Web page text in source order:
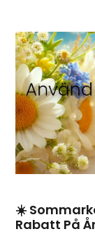
☀️
Rabatt På